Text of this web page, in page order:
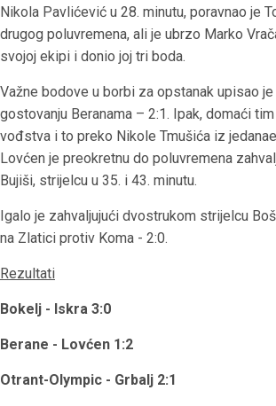
Nikola Pavlićević u 28. minutu, poravnao je
drugog poluvremena, ali je ubrzo Marko
svojoj ekipi i donio joj tri boda.
Važne bodove u borbi za opstanak upisao
gostovanju Beranama – 2:1. Ipak, domaći
vođstva i to preko Nikole Tmušića iz
Lovćen je preokretnu do poluvremena
Bujiši, strijelcu u 35. i 43. minutu.
Igalo je zahvaljujući dvostrukom strijelcu
na Zlatici protiv Koma - 2:0.
Rezultati
Bokelj - Iskra 3:0
Berane - Lovćen 1:2
Otrant-Olympic - Grbalj 2:1